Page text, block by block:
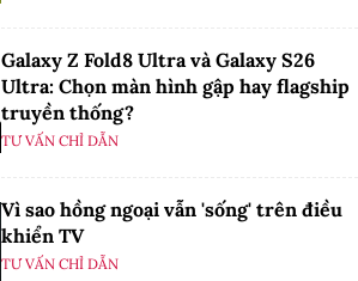
Galaxy Z Fold8 Ultra và Galaxy S26
Ultra: Chọn màn hình gập hay flagship
truyền thống?
TƯ VẤN CHỈ DẪN
Vì sao hồng ngoại vẫn 'sống' trên điều
khiển TV
TƯ VẤN CHỈ DẪN